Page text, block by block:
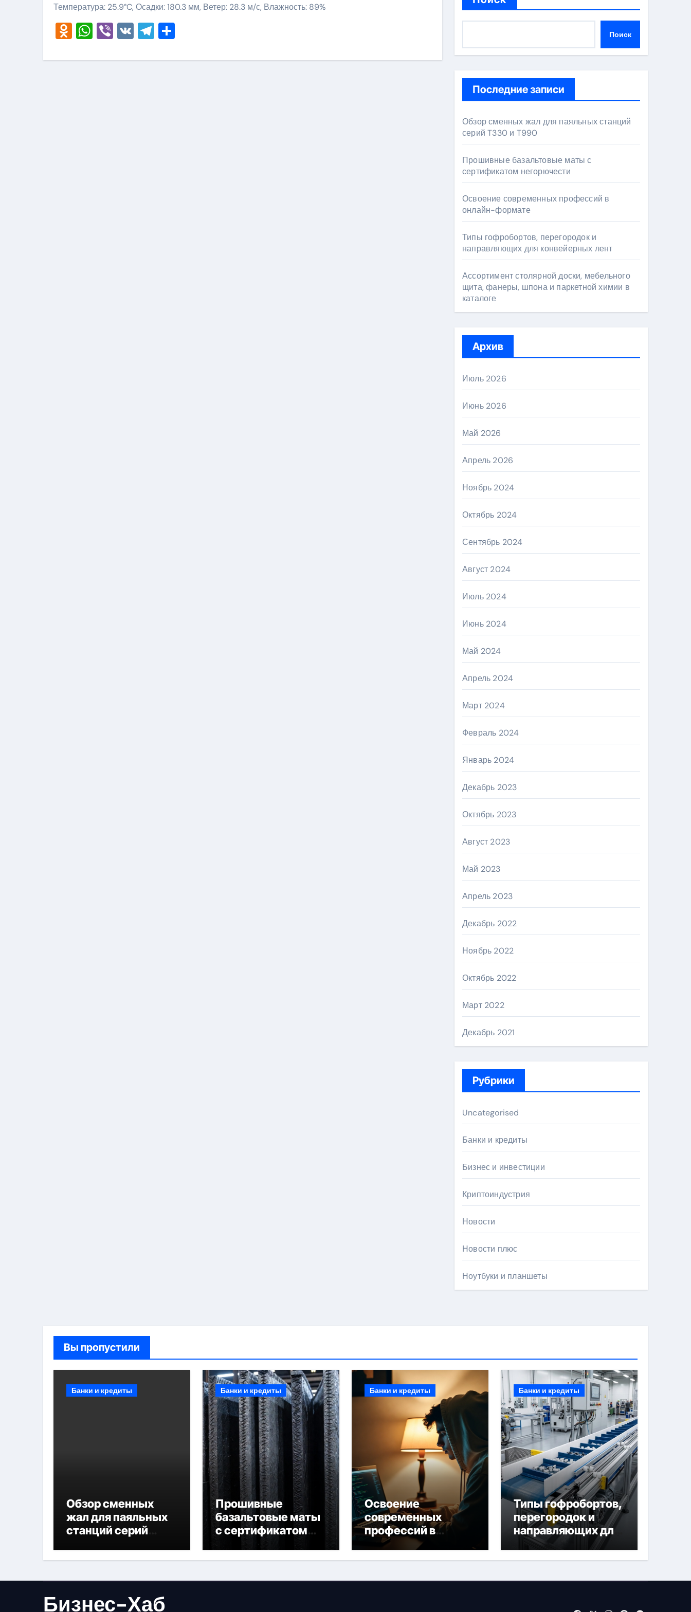
Температура: 25.9°C, Осадки: 180.3 мм, Ветер: 28.3 м/с, Влажность: 89%
Odnoklassniki
WhatsApp
Viber
VKTelegram Поиск
Последние записи
Обзор сменных жал для паяльных станций
серий T330 и T990
Прошивные базальтовые маты с
сертификатом негорючести
Освоение современных профессий в
онлайн-формате
Типы гофробортов, перегородок и
направляющих для конвейерных лент
Ассортимент столярной доски, мебельного
щита, фанеры, шпона и паркетной химии в
каталоге
Архив
Июль 2026
Июнь 2026
Май 2026
Апрель 2026
Ноябрь 2024
Октябрь 2024
Сентябрь 2024
Август 2024
Июль 2024
Июнь 2024
Май 2024
Апрель 2024
Март 2024
Февраль 2024
Январь 2024
Декабрь 2023
Октябрь 2023
Август 2023
Май 2023
Апрель 2023
Декабрь 2022
Ноябрь 2022
Октябрь 2022
Март 2022
Декабрь 2021
Рубрики
Uncategorised
Банки и кредиты
Бизнес и инвестиции
Криптоиндустрия
Новости
Новости плюс
Ноутбуки и планшеты
Вы пропустили
Банки и кредиты
Обзор сменных
жал для паяльных
станций серий
Банки и кредиты
Прошивные
базальтовые маты
с сертификатом
негорючести
Банки и кредиты
Освоение
современных
профессий в
онлайн-формате
Банки и кредиты
Типы гофробортов,
перегородок и
направляющих для
конвейерных лент
Бизнес-Хаб